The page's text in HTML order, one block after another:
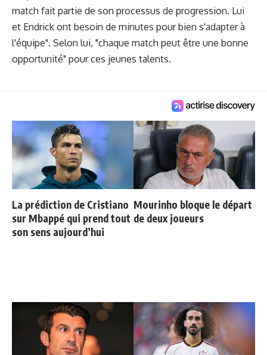
match fait partie de son processus de progression. Lui
et Endrick ont ​​besoin de minutes pour bien s'adapter à
l'équipe". Selon lui, "chaque match peut être une bonne
opportunité" pour ces jeunes talents.
La prédiction de Cristiano
sur Mbappé qui prend tout
son sens aujourd’hui
Mourinho bloque le départ
de deux joueurs